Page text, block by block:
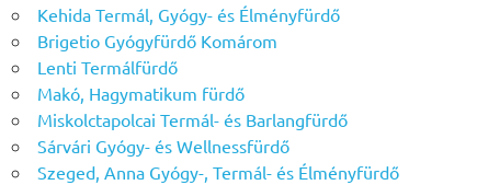
Kehida Termál, Gyógy- és Élményfürdő
Brigetio Gyógyfürdő Komárom
Lenti Termálfürdő
Makó, Hagymatikum fürdő
Miskolctapolcai Termál- és Barlangfürdő
Sárvári Gyógy- és Wellnessfürdő
Szeged, Anna Gyógy-, Termál- és Élményfürdő